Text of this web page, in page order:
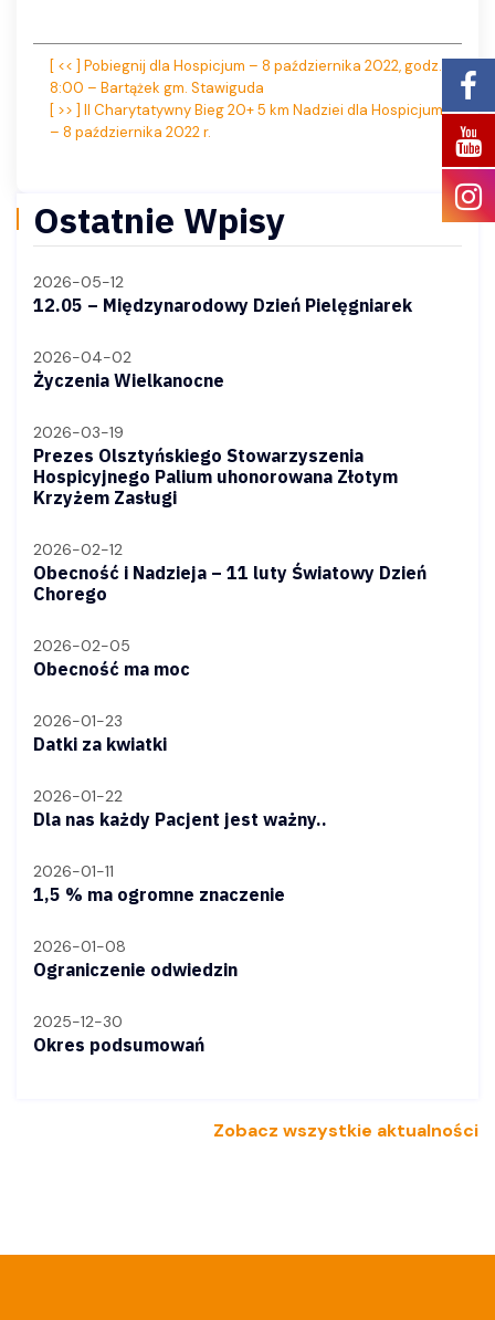
Nawigacja
wpisu
[ << ] Pobiegnij dla Hospicjum – 8 października 2022, godz.
8:00 – Bartążek gm. Stawiguda
[ >> ] II Charytatywny Bieg 20+ 5 km Nadziei dla Hospicjum
– 8 października 2022 r.
Ostatnie Wpisy
2026-05-12
12.05 – Międzynarodowy Dzień Pielęgniarek
2026-04-02
Życzenia Wielkanocne
2026-03-19
Prezes Olsztyńskiego Stowarzyszenia
Hospicyjnego Palium uhonorowana Złotym
Krzyżem Zasługi
2026-02-12
Obecność i Nadzieja – 11 luty Światowy Dzień
Chorego
2026-02-05
Obecność ma moc
2026-01-23
Datki za kwiatki
2026-01-22
Dla nas każdy Pacjent jest ważny..
2026-01-11
1,5 % ma ogromne znaczenie
2026-01-08
Ograniczenie odwiedzin
2025-12-30
Okres podsumowań
Zobacz wszystkie aktualności